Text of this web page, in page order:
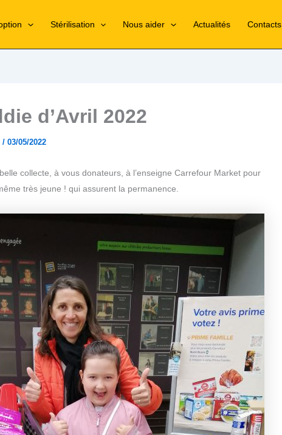
Stérilisation Nous aider Actualités Contacts
d’Avril 2022
/ 03/05/2022
collecte, à vous donateurs, à l’enseigne Carrefour Market pour
très jeune ! qui assurent la permanence.